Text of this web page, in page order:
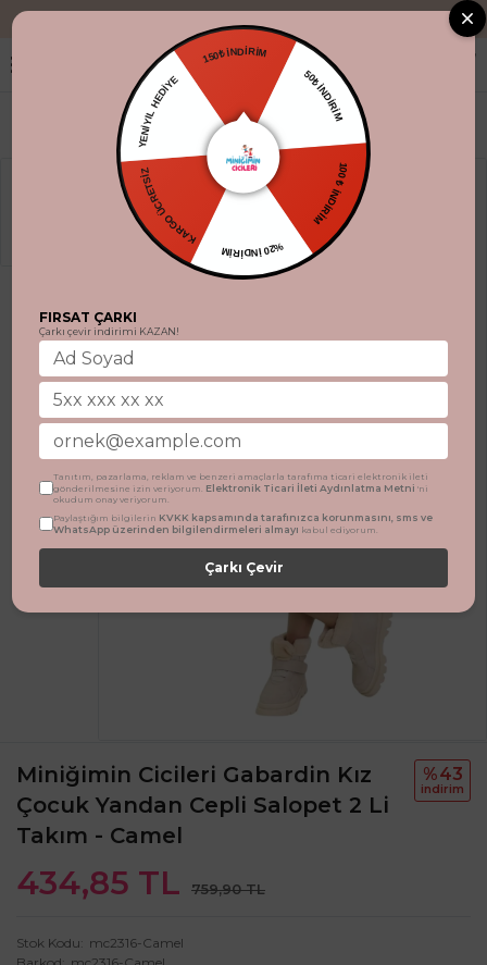
"Aynı gün
Miniğimin Cicileri Gabardin Kız
Çocuk Yandan Cepli Salopet 2 Li
Takım - Camel
434,85 TL 759,90 TL
%43
i̇ndi̇ri̇m
Stok Kodu
mc2316-Camel
150₺ İNDİRİM
50₺ İNDİRİM
100 ₺ İNDİRİM
%20 İNDİRİM
KARGO ÜCRETSİZ
YENİYIL HEDİYE
FIRSAT ÇARKI
Çarkı çevir indirimi KAZAN!
Tanıtım, pazarlama, reklam ve benzeri amaçlarla tarafıma ticari elektronik ileti
gönderilmesine izin veriyorum. Elektronik Ticari İleti Aydınlatma Metni 'ni
okudum onay veriyorum.
Paylaştığım bilgilerin KVKK kapsamında tarafınızca korunmasını, sms ve
WhatsApp üzerinden bilgilendirmeleri almayı kabul ediyorum.
Çarkı Çevir